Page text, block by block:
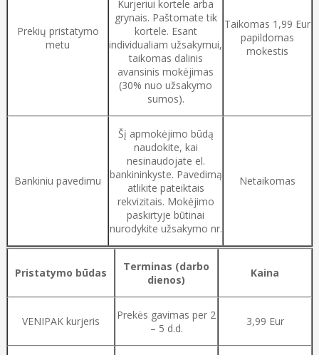
Prekių pristatymo
metu
Kurjeriui kortele arba
grynais. Paštomate tik
kortele. Esant
individualiam užsakymui,
taikomas dalinis
avansinis mokėjimas
(30% nuo užsakymo
sumos).
Taikomas 1,99 Eur
papildomas
mokestis
Bankiniu pavedimu
Šį apmokėjimo būdą
naudokite, kai
nesinaudojate el.
bankininkyste. Pavedimą
atlikite pateiktais
rekvizitais. Mokėjimo
paskirtyje būtinai
nurodykite užsakymo nr.
Netaikomas
Pristatymo būdas
Terminas (darbo
dienos)
Kaina
VENIPAK kurjeris
Prekės gavimas per 2
– 5 d.d.
3,99 Eur